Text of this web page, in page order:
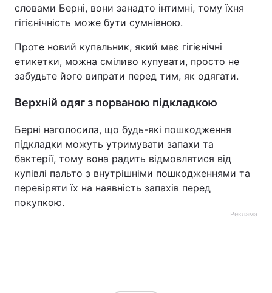
словами Берні, вони занадто інтимні, тому їхня
гігієнічність може бути сумнівною.
Проте новий купальник, який має гігієнічні
етикетки, можна сміливо купувати, просто не
забудьте його випрати перед тим, як одягати.
Верхній одяг з порваною підкладкою
Берні наголосила, що будь-які пошкодження
підкладки можуть утримувати запахи та
бактерії, тому вона радить відмовлятися від
купівлі пальто з внутрішніми пошкодженнями та
перевіряти їх на наявність запахів перед
покупкою.
Реклама